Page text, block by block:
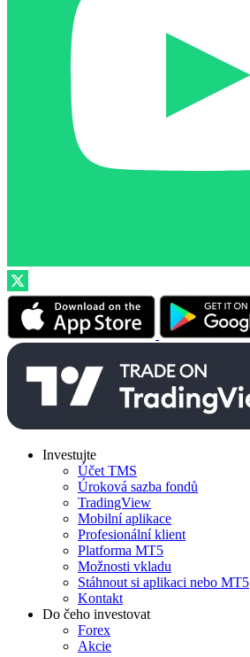
Investujte
Účet TMS
Úroková sazba fondů
TradingView
Mobilní aplikace
Profesionální klient
Platforma MT5
Možnosti vkladu
Stáhnout si aplikaci nebo MT5
Kontakt
Do čeho investovat
Forex
Akcie